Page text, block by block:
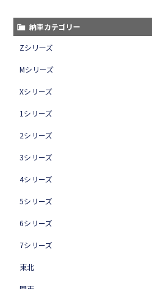
納車カテゴリー
Zシリーズ
Mシリーズ
Xシリーズ
1シリーズ
2シリーズ
3シリーズ
4シリーズ
5シリーズ
6シリーズ
7シリーズ
東北